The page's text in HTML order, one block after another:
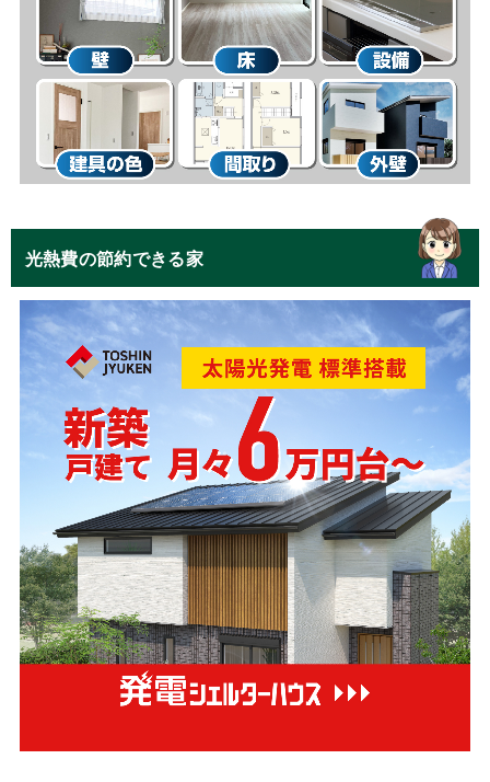
光熱費の節約できる家